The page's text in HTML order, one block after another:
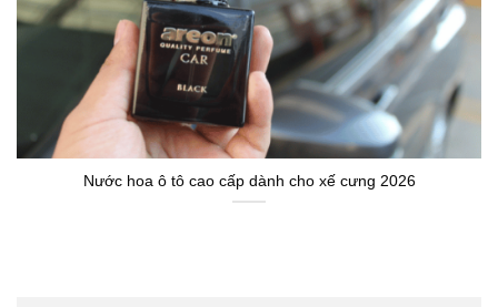
Nước hoa ô tô cao cấp dành cho xế cưng 2026